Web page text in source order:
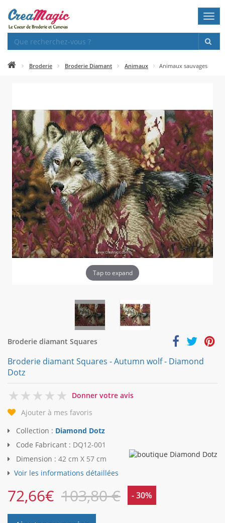
Broderie Broderie Diamant Animaux Animaux sauvages
Tap to expand
Broderie diamant Squares
Broderie diamant Squares - Autumn wolf - Diamond
Dotz
0
Donner votre avis
Ajouter à mes favoris
Collection : Diamond Dotz
Code Fabricant : DQ12-001
Dimension : 42 cm X 57 cm
Voir les informations détaillées
72,66€ 103,80 € - 30%